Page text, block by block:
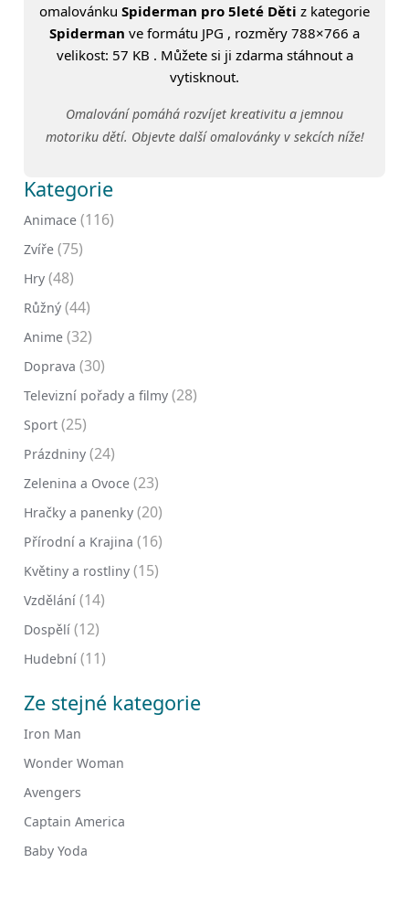
omalovánku Spiderman pro 5leté Děti z kategorie
Spiderman ve formátu JPG , rozměry 788×766 a
velikost: 57 KB . Můžete si ji zdarma stáhnout a
vytisknout.
Omalování pomáhá rozvíjet kreativitu a jemnou
motoriku dětí. Objevte další omalovánky v sekcích níže!
Kategorie
Animace (116)
Zvíře (75)
Hry (48)
Růžný (44)
Anime (32)
Doprava (30)
Televizní pořady a filmy (28)
Sport (25)
Prázdniny (24)
Zelenina a Ovoce (23)
Hračky a panenky (20)
Přírodní a Krajina (16)
Květiny a rostliny (15)
Vzdělání (14)
Dospělí (12)
Hudební (11)
Ze stejné kategorie
Iron Man
Wonder Woman
Avengers
Captain America
Baby Yoda